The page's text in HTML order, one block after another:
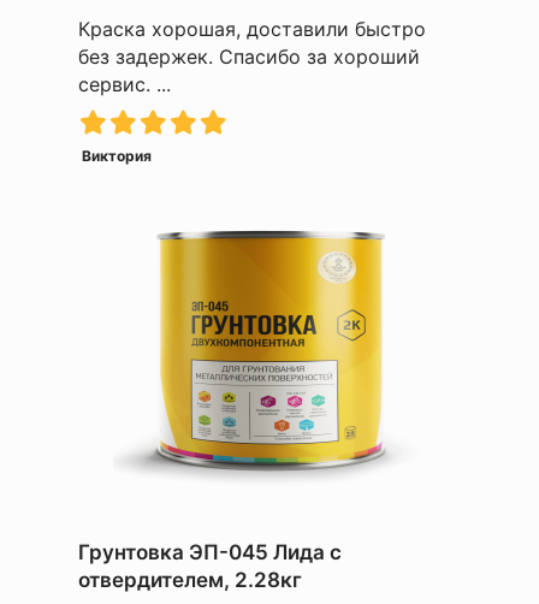
Краска хорошая, доставили быстро
без задержек. Спасибо за хороший
сервис. ...
Виктория
Грунтовка ЭП-045 Лида с
отвердителем, 2.28кг